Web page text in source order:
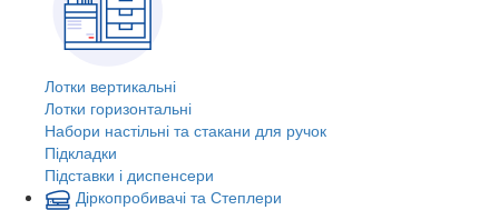
Лотки вертикальні
Лотки горизонтальні
Набори настільні та стакани для ручок
Підкладки
Підставки і диспенсери
Діркопробивачі та Степлери